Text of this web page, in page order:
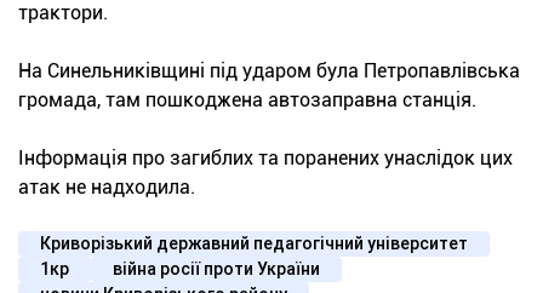
трактори.
На Синельниківщині під ударом була Петропавлівська
громада, там пошкоджена автозаправна станція.
Інформація про загиблих та поранених унаслідок цих
атак не надходила.
Криворізький державний педагогічний університет
1кр
війна росії проти України